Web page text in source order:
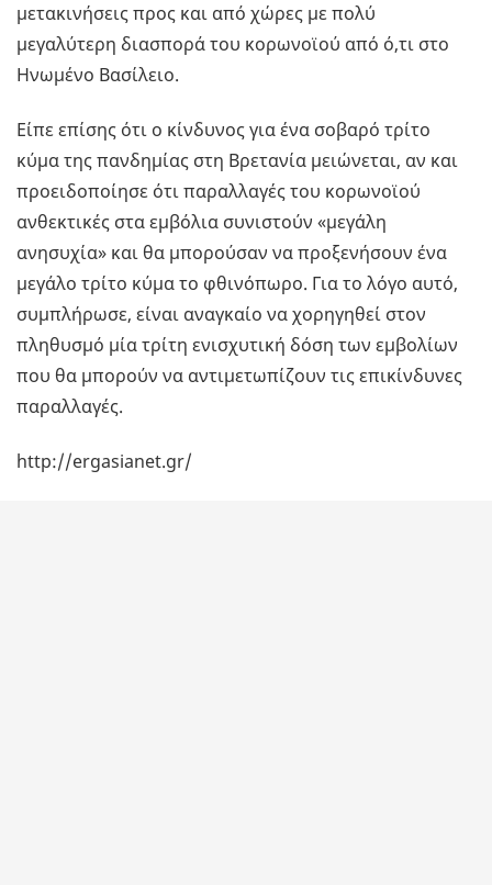
μετακινήσεις προς και από χώρες με πολύ
μεγαλύτερη διασπορά του κορωνοϊού από ό,τι στο
Ηνωμένο Βασίλειο.
Είπε επίσης ότι ο κίνδυνος για ένα σοβαρό τρίτο
κύμα της πανδημίας στη Βρετανία μειώνεται, αν και
προειδοποίησε ότι παραλλαγές του κορωνοϊού
ανθεκτικές στα εμβόλια συνιστούν «μεγάλη
ανησυχία» και θα μπορούσαν να προξενήσουν ένα
μεγάλο τρίτο κύμα το φθινόπωρο. Για το λόγο αυτό,
συμπλήρωσε, είναι αναγκαίο να χορηγηθεί στον
πληθυσμό μία τρίτη ενισχυτική δόση των εμβολίων
που θα μπορούν να αντιμετωπίζουν τις επικίνδυνες
παραλλαγές.
http://ergasianet.gr/